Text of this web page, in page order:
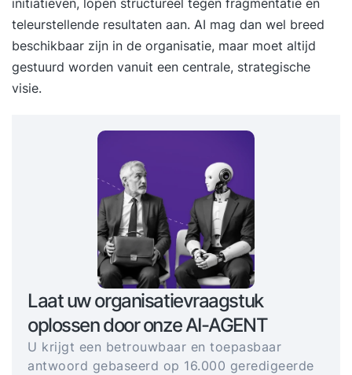
initiatieven, lopen structureel tegen fragmentatie en
teleurstellende resultaten aan. AI mag dan wel breed
beschikbaar zijn in de organisatie, maar moet altijd
gestuurd worden vanuit een centrale, strategische
visie.
Laat uw organisatievraagstuk
oplossen door onze AI-AGENT
U krijgt een betrouwbaar en toepasbaar
antwoord gebaseerd op 16.000 geredigeerde